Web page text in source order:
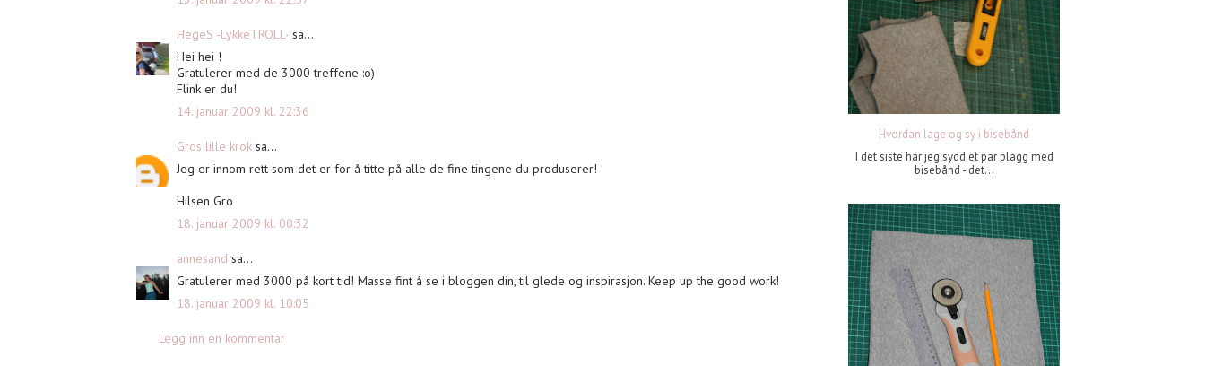
HegeS -LykkeTROLL- sa...
Hei hei !
Gratulerer med de 3000 treffene :o)
Flink er du!
14. januar 2009 kl. 22:36
Gros lille krok sa...
Jeg er innom rett som det er for å titte på alle de fine tingene du produserer!
Hilsen Gro
18. januar 2009 kl. 00:32
annesand sa...
Gratulerer med 3000 på kort tid! Masse fint å se i bloggen din, til glede og inspirasjon. Keep up the good work!
18. januar 2009 kl. 10:05
Legg inn en kommentar
Hvordan lage og sy i bisebånd
I det siste har jeg sydd et par plagg med
bisebånd - det...